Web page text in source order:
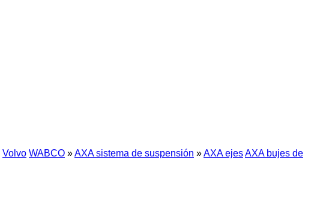
Volvo WABCO »AXA sistema de suspensión »AXA ejesAXA bujes de